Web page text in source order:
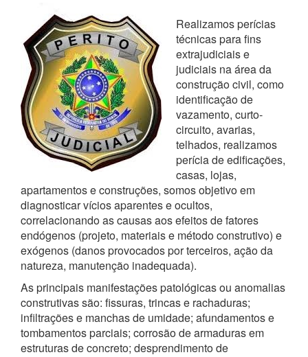
Realizamos perícias
técnicas para fins
extrajudiciais e
judiciais na área da
construção civil, como
identificação de
vazamento, curto-
circuito, avarias,
telhados, realizamos
perícia de edificações,
casas, lojas,
apartamentos e construções, somos objetivo em
diagnosticar vícios aparentes e ocultos,
correlacionando as causas aos efeitos de fatores
endógenos (projeto, materiais e método construtivo) e
exógenos (danos provocados por terceiros, ação da
natureza, manutenção inadequada).
As principais manifestações patológicas ou anomalias
construtivas são: fissuras, trincas e rachaduras;
infiltrações e manchas de umidade; afundamentos e
tombamentos parciais; corrosão de armaduras em
estruturas de concreto; desprendimento de